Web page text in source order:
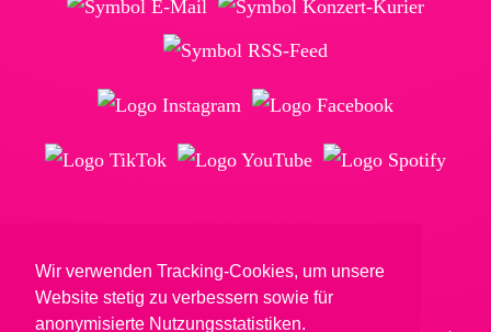
Wir verwenden Tracking-Cookies, um unsere
Website stetig zu verbessern sowie für
anonymisierte Nutzungsstatistiken.
© Reimkultur GmbH & Co. KG